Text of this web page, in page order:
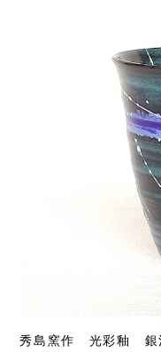
秀島窯作 光彩釉 銀